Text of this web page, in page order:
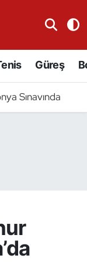
Güreş
Sınavında